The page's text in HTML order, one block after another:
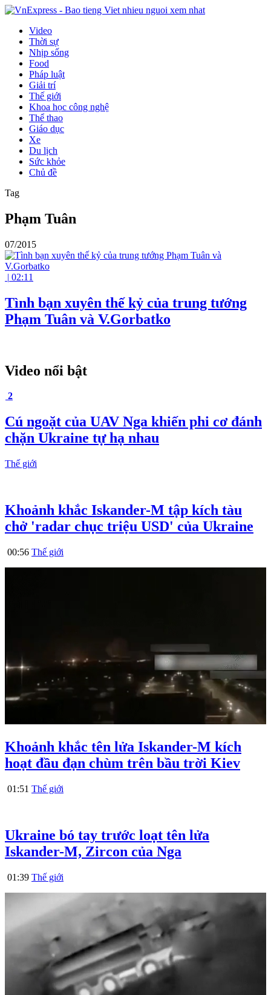
Video
Thời sự
Nhịp sống
Food
Pháp luật
Giải trí
Thế giới
Khoa học công nghệ
Thể thao
Giáo dục
Xe
Du lịch
Sức khỏe
Chủ đề
Tag
Phạm Tuân
07/2015
| 02:11
Tình bạn xuyên thế kỷ của trung tướng
Phạm Tuân và V.Gorbatko
Video nổi bật
2
Cú ngoặt của UAV Nga khiến phi cơ đánh
chặn Ukraine tự hạ nhau
Thế giới
Khoảnh khắc Iskander-M tập kích tàu
chở 'radar chục triệu USD' của Ukraine
00:56 Thế giới
Khoảnh khắc tên lửa Iskander-M kích
hoạt đầu đạn chùm trên bầu trời Kiev
01:51 Thế giới
Ukraine bó tay trước loạt tên lửa
Iskander-M, Zircon của Nga
01:39 Thế giới